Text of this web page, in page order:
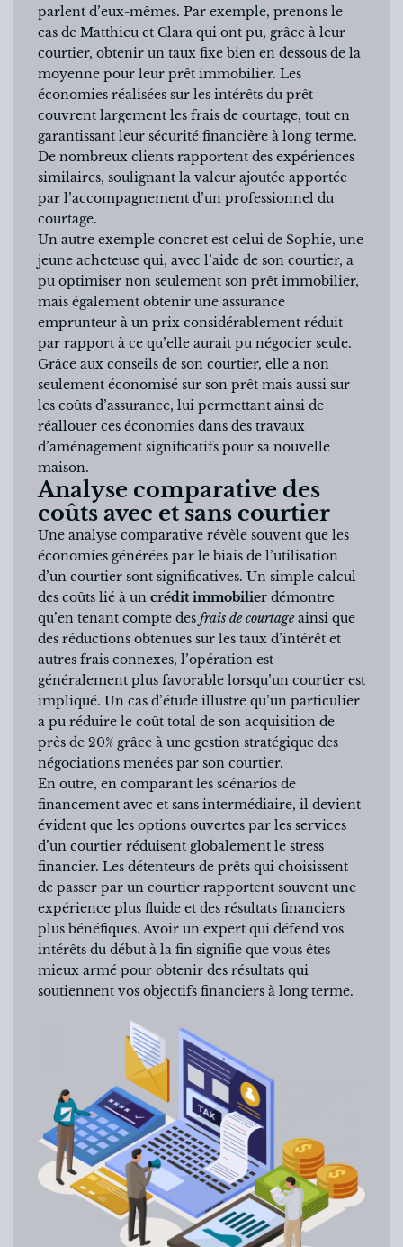
parlent d’eux-mêmes. Par exemple, prenons le
cas de Matthieu et Clara qui ont pu, grâce à leur
courtier, obtenir un taux fixe bien en dessous de la
moyenne pour leur prêt immobilier. Les
économies réalisées sur les intérêts du prêt
couvrent largement les frais de courtage, tout en
garantissant leur sécurité financière à long terme.
De nombreux clients rapportent des expériences
similaires, soulignant la valeur ajoutée apportée
par l’accompagnement d’un professionnel du
courtage.
Un autre exemple concret est celui de Sophie, une
jeune acheteuse qui, avec l’aide de son courtier, a
pu optimiser non seulement son prêt immobilier,
mais également obtenir une assurance
emprunteur à un prix considérablement réduit
par rapport à ce qu’elle aurait pu négocier seule.
Grâce aux conseils de son courtier, elle a non
seulement économisé sur son prêt mais aussi sur
les coûts d’assurance, lui permettant ainsi de
réallouer ces économies dans des travaux
d’aménagement significatifs pour sa nouvelle
maison.
Analyse comparative des
coûts avec et sans courtier
Une analyse comparative révèle souvent que les
économies générées par le biais de l’utilisation
d’un courtier sont significatives. Un simple calcul
des coûts lié à un crédit immobilier démontre
qu’en tenant compte des frais de courtageainsi que
des réductions obtenues sur les taux d’intérêt et
autres frais connexes, l’opération est
généralement plus favorable lorsqu’un courtier est
impliqué. Un cas d’étude illustre qu’un particulier
a pu réduire le coût total de son acquisition de
près de 20% grâce à une gestion stratégique des
négociations menées par son courtier.
En outre, en comparant les scénarios de
financement avec et sans intermédiaire, il devient
évident que les options ouvertes par les services
d’un courtier réduisent globalement le stress
financier. Les détenteurs de prêts qui choisissent
de passer par un courtier rapportent souvent une
expérience plus fluide et des résultats financiers
plus bénéfiques. Avoir un expert qui défend vos
intérêts du début à la fin signifie que vous êtes
mieux armé pour obtenir des résultats qui
soutiennent vos objectifs financiers à long terme.